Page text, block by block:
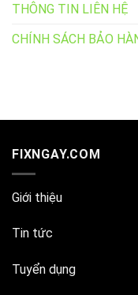
THÔNG TIN LIÊN HỆ
CHÍNH SÁCH BẢO
FIXNGAY.COM
Giới thiệu
Tin tức
Tuyển dụng